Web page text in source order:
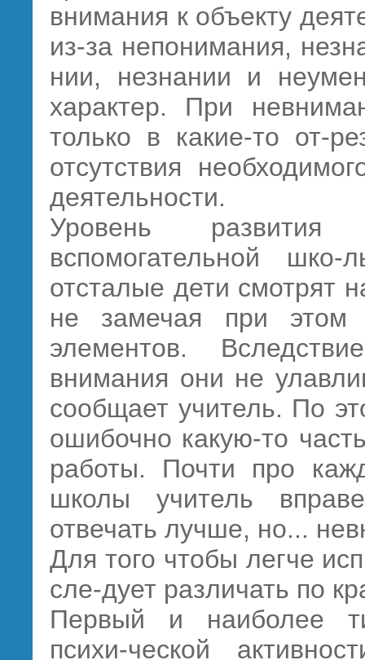
внимания к объекту
из-за непонимания,
нии, незнании и
характер. При
только в какие-то от-
отсутствия
деятельности.
Уровень
вспомогательной
отсталые дети смотрят
не замечая при этом
элементов.
внимания они не
сообщает учитель. По
ошибочно какую-то
работы. Почти про
школы учитель
отвечать лучше, но...
Для того чтобы легче
сле-дует различать по
Первый и наиболее
психи-ческой